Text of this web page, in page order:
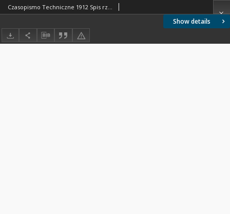
Show details
Czasopismo Techniczne 1912 Spis rzeczy